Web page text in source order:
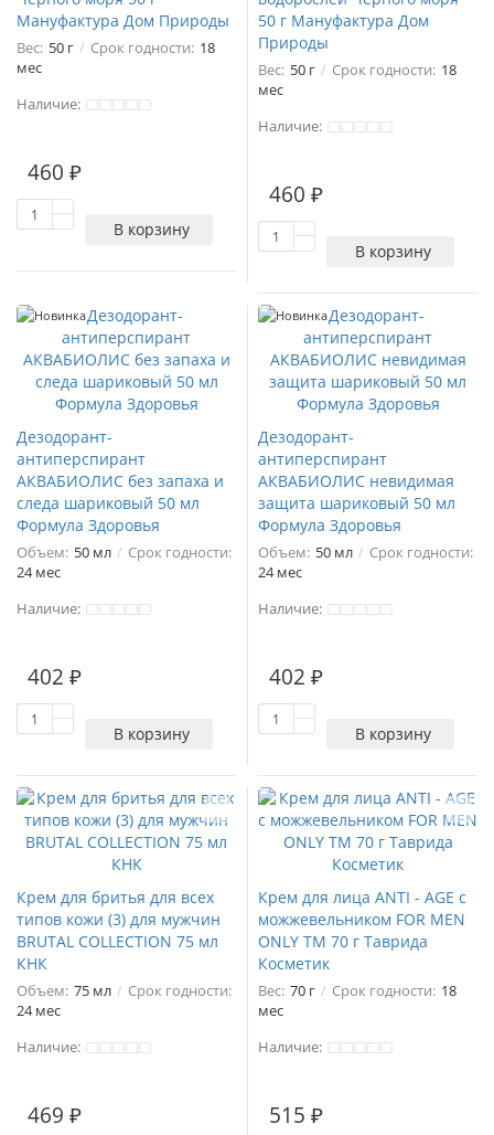
Мануфактура Дом Природы
Вес: 50 г Срок годности: 18
мес
Наличие:
460 ₽
В корзину
50 г Мануфактура Дом
Природы
Вес: 50 г Срок годности: 18
мес
Наличие:
460 ₽
В корзину
Новинка
Дезодорант-
антиперспирант
АКВАБИОЛИС без запаха и
следа шариковый 50 мл
Формула Здоровья
Объем: 50 мл
Срок годности:
24 мес
Наличие:
402 ₽
В корзину
Новинка
Дезодорант-
антиперспирант
АКВАБИОЛИС невидимая
защита шариковый 50 мл
Формула Здоровья
Объем: 50 мл
Срок годности:
24 мес
Наличие:
402 ₽
В корзину
Крем для бритья для всех
типов кожи (3) для мужчин
BRUTAL COLLECTION 75 мл
КНК
Объем: 75 мл
Срок годности:
24 мес
Наличие:
469 ₽
Крем для лица ANTI - AGE с
можжевельником FOR MEN
ONLY ТМ 70 г Таврида
Косметик
Вес: 70 г Срок годности: 18
мес
Наличие:
515 ₽